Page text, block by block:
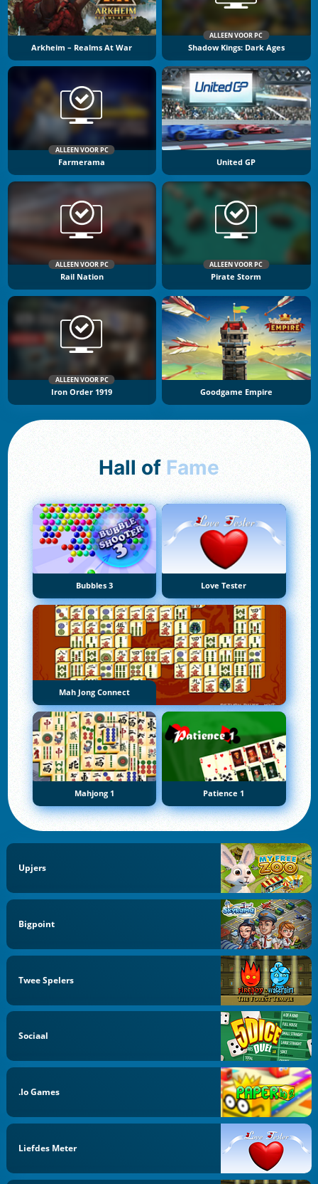
Arkheim – Realms At War
ALLEEN VOOR PC
Shadow Kings: Dark Ages
ALLEEN VOOR PC
Farmerama United GP
ALLEEN VOOR PC
Rail Nation
ALLEEN VOOR PC
Pirate Storm
ALLEEN VOOR PC
Iron Order 1919 Goodgame Empire
Hall of Fame
Bubbles 3 Love Tester
Mah Jong Connect
Mahjong 1 Patience 1
Upjers
Bigpoint
Twee Spelers
Sociaal
.io Games
Liefdes Meter